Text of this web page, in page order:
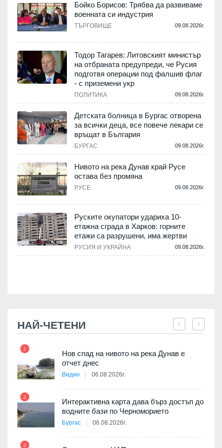
Бойко Борисов: Трябва да развиваме
военната си индустрия
ТЪРГОВИЩЕ 09.08.2026г.
Тодор Тагарев: Литовският министър
на отбраната предупреди, че Русия
подготвя операции под фалшив флаг
- с приземени укр
ПОЛИТИКА 09.08.2026г.
Детската болница в Бургас отворена
за всички деца, все повече лекари се
връщат в България
БУРГАС 09.08.2026г.
Нивото на река Дунав край Русе
остава без промяна
РУСЕ 09.08.2026г.
Руските окупатори удариха 10-
етажна сграда в Харков: горните
етажи са разрушени, има жертви
РУСИЯ И УКРАЙНА 09.08.2026г.
НАЙ-ЧЕТЕНИ
1
Нов спад на нивото на река Дунав е
отчет днес
Видин 06.08.2026г.
2
Интерактивна карта дава бърз достъп до
водните бази по Черноморието
Бургас 06.08.2026г.
3